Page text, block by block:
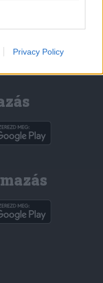
Privacy Policy